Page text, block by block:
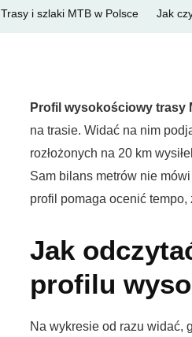
Trasy i szlaki MTB w Polsce Jak
Profil wysokościowy trasy
na trasie. Widać na nim
rozłożonych na 20 km
Sam bilans metrów nie
profil pomaga ocenić tempo,
Jak
profilu
Na wykresie od razu widać,